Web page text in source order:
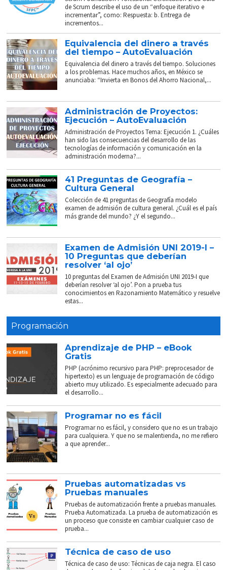
de Scrum describe el uso de un “enfoque iterativo e
incrementar”, como: Respuesta: b. Entrega de
incrementos...
Equivalencia del dinero a través
del tiempo – AutoEvaluación
Equivalencia del dinero a través del tiempo. Soluciones
a los problemas. Hace muchos años, en México se
anunciaba: “Invierta en Bonos del Ahorro Nacional,...
Administración de Proyectos:
Ejecución – AutoEvaluación
Administración de Proyectos Tema: Ejecución 1. ¿Cuáles
han sido las consecuencias del desarrollo de las
tecnologías de información y comunicación en la
administración moderna?...
41 Preguntas de Geografía –
Cultura General
Colección de 41 preguntas de Geografía modelo
examen de admisión de cultura general. ¿Cuál es el país
más grande del mundo? ¿Y el segundo...
Examen de Admisión UNI 2019-I –
10 Preguntas que deberían
resolver ‘al ojo’
10 preguntas del Examen de Admisión UNI 2019-I que
deberían resolver ‘al ojo’. Pon a prueba tus
conocimientos en Razonamiento Matemático y resuelve
estas...
Programación
Aprendizaje de PHP – eBook
Gratis
PHP (acrónimo recursivo para PHP: preprocesador de
hipertexto) es un lenguaje de programación de código
abierto muy utilizado. Es especialmente adecuado para
el desarrollo...
Programar no es fácil
Programar no es fácil, y considero que no es un trabajo
para cualquiera. Y que no se malentienda, no me refiero
a que aprender...
Pruebas automatizadas vs
Pruebas manuales
Pruebas de automatización frente a pruebas manuales.
Prueba Automatizada. La prueba de automatización es
un proceso que consiste en cambiar cualquier caso de
prueba...
Técnica de caso de uso
Técnica de caso de uso: Técnicas de caja negra. El caso